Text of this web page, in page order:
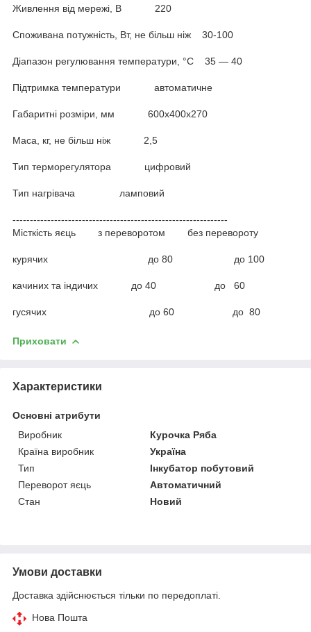
Живлення від мережі, В 220
Споживана потужність, Вт, не більш ніж 30-100
Діапазон регулювання температури, °С 35 — 40
Підтримка температури автоматичне
Габаритні розміри, мм 600х400х270
Маса, кг, не більш ніж 2,5
Тип терморегулятора цифровий
Тип нагрівача ламповий
--------------------------------------------------------------
Місткість яєць з переворотом без перевороту
курячих до 80 до 100
качиних та індичих до 40 до 60
гусячих до 60 до 80
Приховати
Характеристики
Основні атрибути
Виробник
Курочка Ряба
Країна виробник
Україна
Тип
Інкубатор побутовий
Переворот яєць
Автоматичний
Стан
Новий
Умови доставки
Доставка здійснюється тільки по передоплаті.
Нова Пошта